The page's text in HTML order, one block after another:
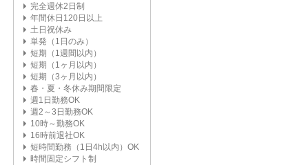
完全週休2日制
年間休日120日以上
土日祝休み
単発（1日のみ）
短期（1週間以内）
短期（1ヶ月以内）
短期（3ヶ月以内）
春・夏・冬休み期間限定
週1日勤務OK
週2～3日勤務OK
10時～勤務OK
16時前退社OK
短時間勤務（1日4h以内）OK
時間固定シフト制